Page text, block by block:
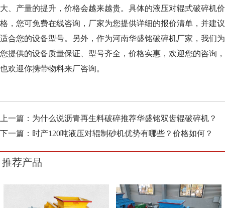
大、产量的提升，价格会越来越贵。具体的液压对辊式破碎机价
格，您可免费在线咨询，厂家为您提供详细的报价清单，并建议
适合您的设备型号。另外，作为河南华盛铭破碎机厂家，我们为
您提供的设备质量保证、型号齐全，价格实惠，欢迎您的咨询，
也欢迎你携带物料来厂咨询。
上一篇： 为什么说沥青再生料破碎推荐华盛铭双齿辊破碎机？
下一篇： 时产120吨液压对辊制砂机优势有哪些？价格如何？
推荐产品